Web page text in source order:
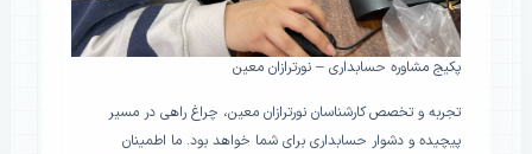
پکیج مشاوره حسابداری – نورترازان معین
تجربه و تخصص کارشناسان نورترازان معین، چراغ راهی در مسیر
پیچیده و دشوار حسابداری برای شما خواهد بود. ما اطمینان